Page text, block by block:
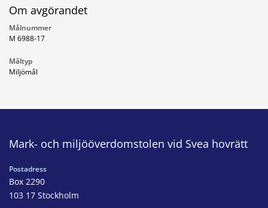
Om avgörandet
Målnummer
M 6988-17
Måltyp
Miljömål
Mark- och miljööverdomstolen vid Svea hovrätt
Postadress
Box 2290
103 17 Stockholm